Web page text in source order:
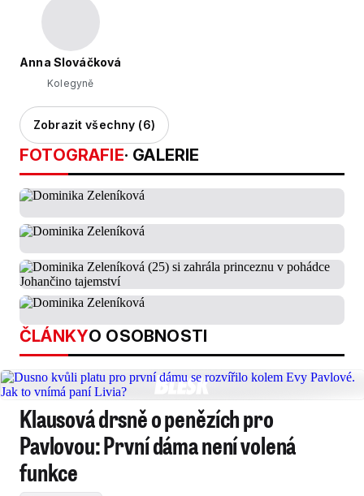
Anna Slováčková
Kolegyně
Zobrazit všechny (6)
FOTOGRAFIE· GALERIE
ČLÁNKYO OSOBNOSTI
Klausová drsně o penězích pro
Pavlovou: První dáma není volená
funkce